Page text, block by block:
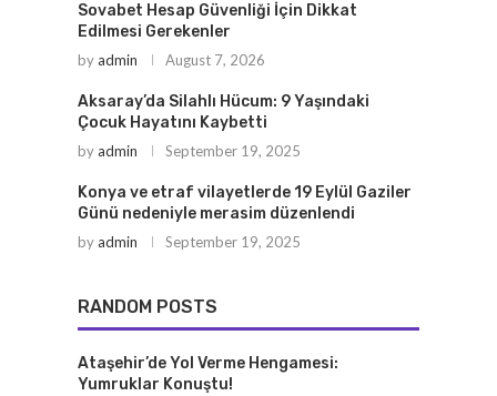
Sovabet Hesap Güvenliği İçin Dikkat
Edilmesi Gerekenler
byadmin August 7, 2026
Aksaray’da Silahlı Hücum: 9 Yaşındaki
Çocuk Hayatını Kaybetti
byadmin September 19, 2025
Konya ve etraf vilayetlerde 19 Eylül Gaziler
Günü nedeniyle merasim düzenlendi
byadmin September 19, 2025
RANDOM POSTS
Ataşehir’de Yol Verme Hengamesi:
Yumruklar Konuştu!